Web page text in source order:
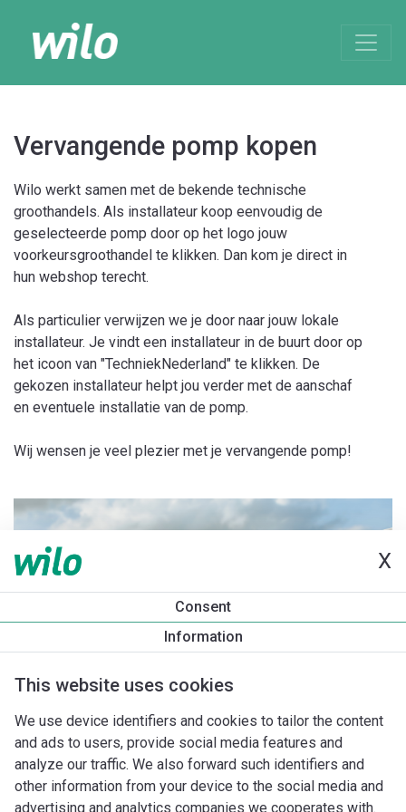
X
Consent
Information
This website uses cookies
We use device identifiers and cookies to tailor the content
and ads to users, provide social media features and
analyze our traffic. We also forward such identifiers and
other information from your device to the social media and
advertising and analytics companies we cooperates with.
Vervangende pomp kopen
Wilo werkt samen met de bekende technische
groothandels. Als installateur koop eenvoudig de
geselecteerde pomp door op het logo jouw
voorkeursgroothandel te klikken. Dan kom je direct in
hun webshop terecht.
Als particulier verwijzen we je door naar jouw lokale
installateur. Je vindt een installateur in de buurt door op
het icoon van "TechniekNederland" te klikken. De
gekozen installateur helpt jou verder met de aanschaf
en eventuele installatie van de pomp.
Wij wensen je veel plezier met je vervangende pomp!